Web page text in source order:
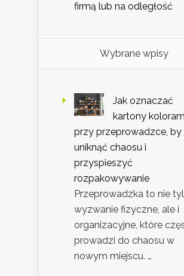
firmą lub na odległość
Wybrane wpisy
Jak oznaczać
kartony
przy przeprowadzce, by
uniknąć chaosu i
przyspieszyć
rozpakowywanie
Przeprowadzka to nie
wyzwanie fizyczne, ale i
organizacyjne, które
prowadzi do chaosu w
nowym miejscu. …